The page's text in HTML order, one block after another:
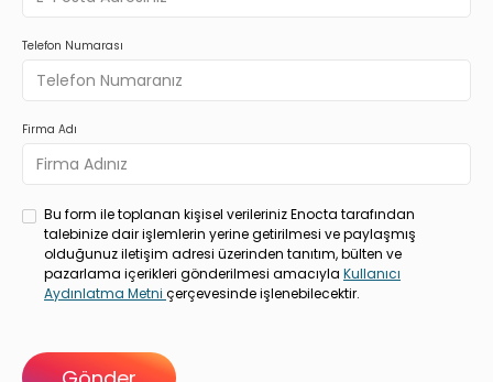
Telefon Numarası
Firma Adı
Bu form ile toplanan kişisel verileriniz Enocta tarafından
talebinize dair işlemlerin yerine getirilmesi ve paylaşmış
olduğunuz iletişim adresi üzerinden tanıtım, bülten ve
pazarlama içerikleri gönderilmesi amacıyla Kullanıcı
Aydınlatma Metni çerçevesinde işlenebilecektir.